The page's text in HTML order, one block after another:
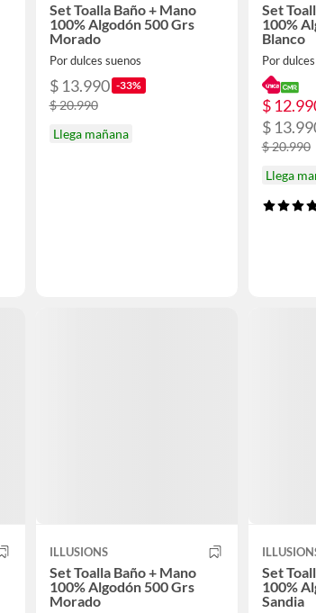
Set Toalla Baño + Mano
100% Algodón 500 Grs
Morado
Por dulces suenos
$ 13.990 -33%
$ 20.990
Llega mañana
Set
100%
Blanco
Por
$
$
$ 20.990
Llega
ILLUSIONS
Set Toalla Baño + Mano
100% Algodón 500 Grs
Morado
Set
100%
Sandia